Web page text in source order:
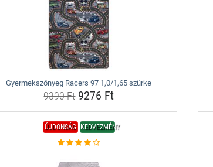
Gyermekszőnyeg Racers 97 1,0/1,65 szürke
9390 Ft9276 Ft
ÚJDONSÁG KEDVEZMÉNY